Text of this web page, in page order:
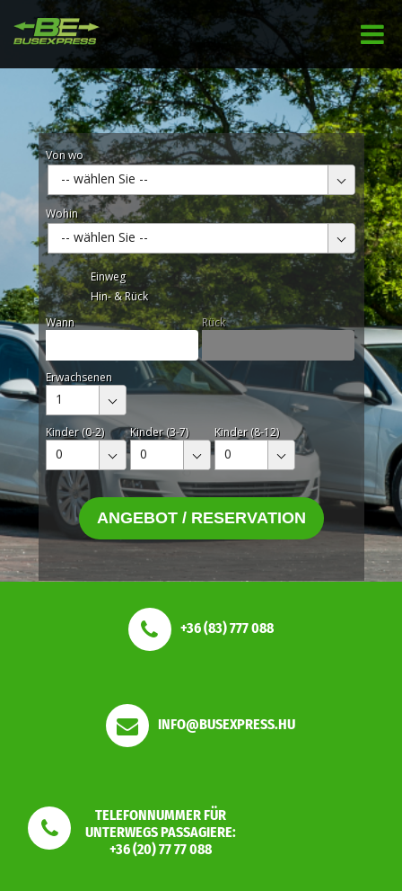
Von wo
-- wählen Sie --
Wohin
-- wählen Sie --
Einweg
Hin- & Rück
Wann
Rück
Erwachsenen
1
Kinder (0-2)
0
Kinder (3-7)
0
Kinder (8-12)
0
ANGEBOT / RESERVATION
+36 (83) 777 088
INFO@BUSEXPRESS.HU
TELEFONNUMMER FÜR
UNTERWEGS PASSAGIERE:
+36 (20) 77 77 088